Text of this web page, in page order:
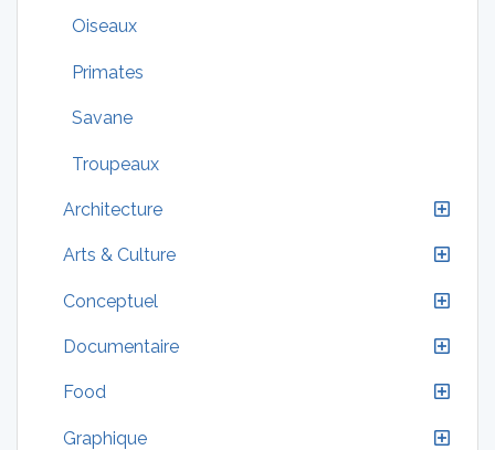
Oiseaux
Primates
Savane
Troupeaux
Architecture
Arts & Culture
Conceptuel
Documentaire
Food
Graphique